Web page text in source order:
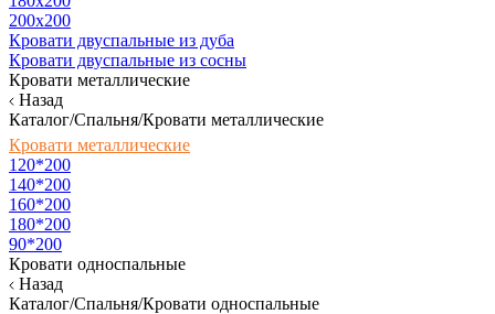
200x200
Кровати двуспальные из дуба
Кровати двуспальные из сосны
Кровати металлические
Назад
Каталог/Спальня/Кровати металлические
Кровати металлические
120*200
140*200
160*200
180*200
90*200
Кровати односпальные
Назад
Каталог/Спальня/Кровати односпальные